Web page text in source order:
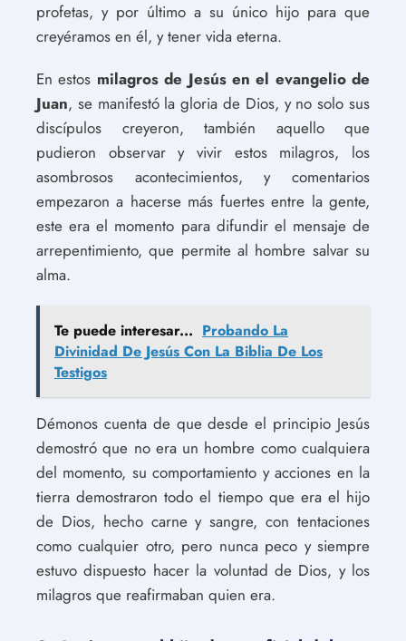
profetas, y por último a su único hijo para que
creyéramos en él, y tener vida eterna.
En estos milagros de Jesús en el evangelio de
Juan, se manifestó la gloria de Dios, y no solo sus
discípulos creyeron, también aquello que
pudieron observar y vivir estos milagros, los
asombrosos acontecimientos, y comentarios
empezaron a hacerse más fuertes entre la gente,
este era el momento para difundir el mensaje de
arrepentimiento, que permite al hombre salvar su
alma.
Te puede interesar... Probando La
Divinidad De Jesús Con La Biblia De Los
Testigos
Démonos cuenta de que desde el principio Jesús
demostró que no era un hombre como cualquiera
del momento, su comportamiento y acciones en la
tierra demostraron todo el tiempo que era el hijo
de Dios, hecho carne y sangre, con tentaciones
como cualquier otro, pero nunca peco y siempre
estuvo dispuesto hacer la voluntad de Dios, y los
milagros que reafirmaban quien era.